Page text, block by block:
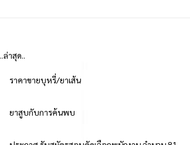
..ล่าสุด..
ราคาขายบุหรี่/ยาเส้น
ยาสูบกับการค้นพบ